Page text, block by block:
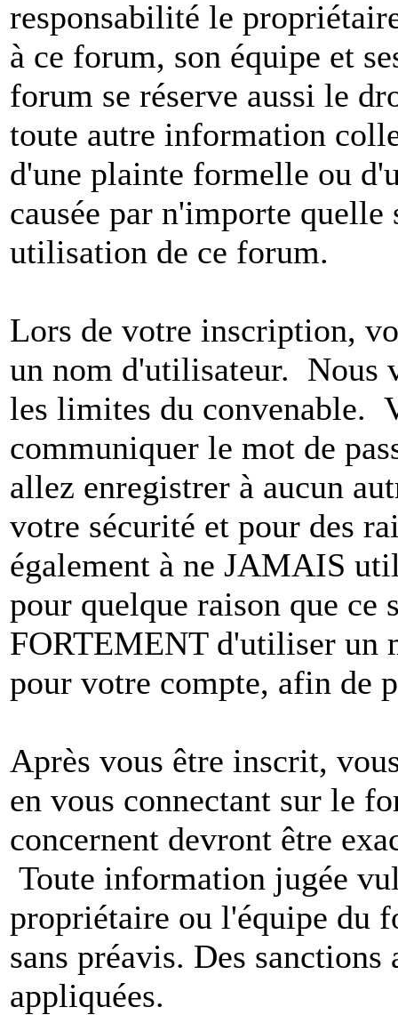
responsabilité le
à ce forum, son équipe et
forum se réserve aussi le
toute autre information
d'une plainte formelle ou
causée par n'importe
utilisation de ce forum.
Lors de votre inscription,
un nom d'utilisateur. Nous
les limites du convenable.
communiquer le mot de
allez enregistrer à aucun
votre sécurité et pour des
également à ne JAMAIS
pour quelque raison que
FORTEMENT d'utiliser un
pour votre compte, afin de
Après vous être inscrit,
en vous connectant sur le
concernent devront être
Toute information jugée
propriétaire ou l'équipe du
sans préavis. Des
appliquées.